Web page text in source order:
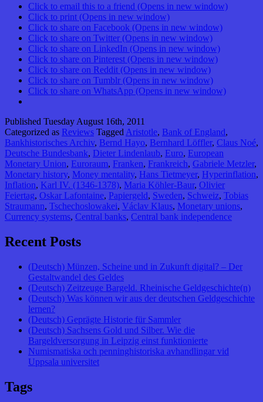
Click to email this to a friend (Opens in new window)
Click to print (Opens in new window)
Click to share on Facebook (Opens in new window)
Click to share on Twitter (Opens in new window)
Click to share on LinkedIn (Opens in new window)
Click to share on Pinterest (Opens in new window)
Click to share on Reddit (Opens in new window)
Click to share on Tumblr (Opens in new window)
Click to share on WhatsApp (Opens in new window)
Published Tuesday August 16th, 2011
Categorized as Reviews Tagged Aristotle, Bank of England,
Bankhistorisches Archiv, Bernd Hayo, Bernhard Löffler, Claus Noé,
Deutsche Bundesbank, Dieter Lindenlaub, Euro, European
Monetary Union, Euroraum, Franken, Frankreich, Gabriele Metzler,
Monetary history, Money mentality, Hans Tietmeyer, Hyperinflation,
Inflation, Karl IV. (1346-1378), Maria Köhler-Baur, Olivier
Feiertag, Oskar Lafontaine, Papiergeld, Sweden, Schweiz, Tobias
Straumann, Tschechoslowakei, Václav Klaus, Monetary unions,
Currency systems, Central banks, Central bank independence
Recent Posts
(Deutsch) Münzen, Scheine und in Zukunft digital? – Der
Gestaltwandel des Geldes
(Deutsch) Zeitzeuge Bargeld. Rheinische Geldgeschichte(n)
(Deutsch) Was können wir aus der deutschen Geldgeschichte
lernen?
(Deutsch) Geprägte Historie für Sammler
(Deutsch) Sachsens Gold und Silber. Wie die
Bargeldversorgung in Leipzig einst funktionierte
Numismatiska och penninghistoriska avhandlingar vid
Uppsala universitet
Tags